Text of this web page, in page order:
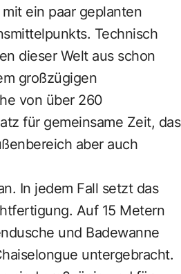
ein paar geplanten
Technisch
dieser Welt aus schon
großzügigen
von über 260
für gemeinsame Zeit, das
aber auch
In jedem Fall setzt das
Auf 15 Metern
und Badewanne
untergebracht.